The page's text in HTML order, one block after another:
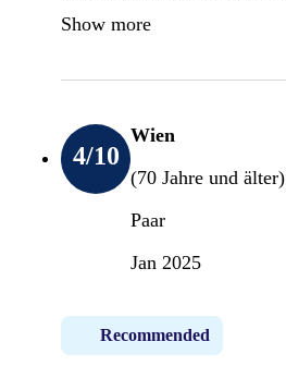
Show more
4/10
Wien
(70 Jahre und älter)
Paar
Jan 2025
Recommended